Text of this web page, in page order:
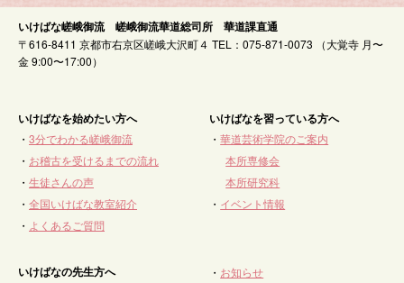
いけばな嵯峨御流 嵯峨御流華道総司所 華道課直通
〒616-8411 京都市右京区嵯峨大沢町４ TEL：075-871-0073 （大覚寺 月〜
金 9:00〜17:00）
いけばなを始めたい方へ
・ 3分でわかる嵯峨御流
・ お稽古を受けるまでの流れ
・ 生徒さんの声
・ 全国いけばな教室紹介
・ よくあるご質問
いけばなを習っている方へ
・華道芸術学院のご案内
本所専修会
本所研究科
・ イベント情報
いけばなの先生方へ ・ お知らせ